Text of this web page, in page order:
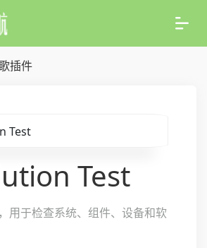
插件
Test
用于检查系统、组件、设备和软